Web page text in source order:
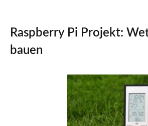
Raspberry Pi Projekt:
bauen